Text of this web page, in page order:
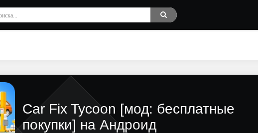
Car Fix Tycoon [мод: бесплатные
покупки] на Андроид